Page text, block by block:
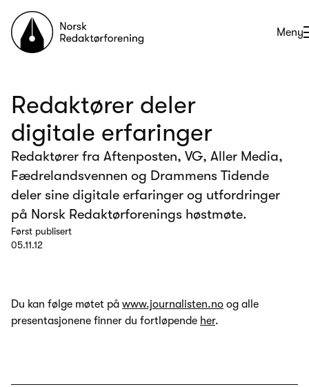
Til forsiden
Åpne
Meny
Redaktører deler
digitale erfaringer
Redaktører fra Aftenposten, VG, Aller Media,
Fædrelandsvennen og Drammens Tidende
deler sine digitale erfaringer og utfordringer
på Norsk Redaktørforenings høstmøte.
Først publisert
05.11.12
Du kan følge møtet på www.journalisten.no og alle
presentasjonene finner du fortløpende her.